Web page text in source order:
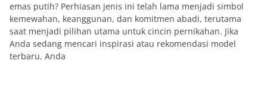
emas putih? Perhiasan jenis ini telah lama menjadi simbol
kemewahan, keanggunan, dan komitmen abadi, terutama
saat menjadi pilihan utama untuk cincin pernikahan. Jika
Anda sedang mencari inspirasi atau rekomendasi model
terbaru, Anda